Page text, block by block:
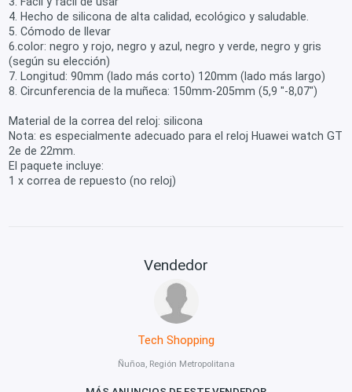
4. Hecho de silicona de alta calidad, ecológico y saludable.
5. Cómodo de llevar
6.color: negro y rojo, negro y azul, negro y verde, negro y gris
(según su elección)
7. Longitud: 90mm (lado más corto) 120mm (lado más largo)
8. Circunferencia de la muñeca: 150mm-205mm (5,9 "-8,07")
Material de la correa del reloj: silicona
Nota: es especialmente adecuado para el reloj Huawei watch GT
2e de 22mm.
El paquete incluye:
1 x correa de repuesto (no reloj)
Vendedor
Tech Shopping
Ñuñoa, Región Metropolitana